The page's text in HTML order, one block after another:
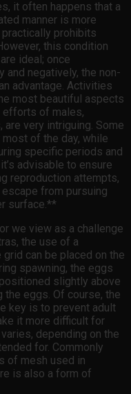
it often happens that a
manner is more
prohibits
this condition
ideal; once
and negatively, the non-
advantage. Activities
most beautiful aspects
efforts of males,
very intriguing. Some
of the day, while
specific periods and
advisable to ensure
reproduction attempts,
from pursuing
surface.**
we view as a challenge
the use of a
can be placed on the
spawning, the eggs
slightly above
eggs. Of course, the
key is to prevent adult
it more difficult for
depending on the
for. Commonly
of mesh used in
is also a form of